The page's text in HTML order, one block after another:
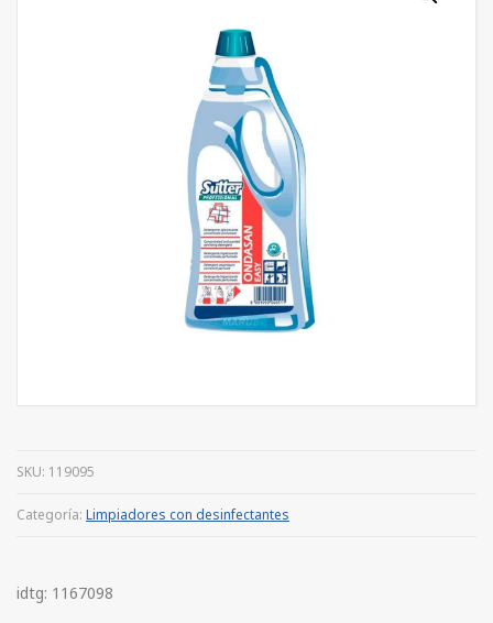
SKU: 119095
Categoría: Limpiadores con desinfectantes
idtg: 1167098